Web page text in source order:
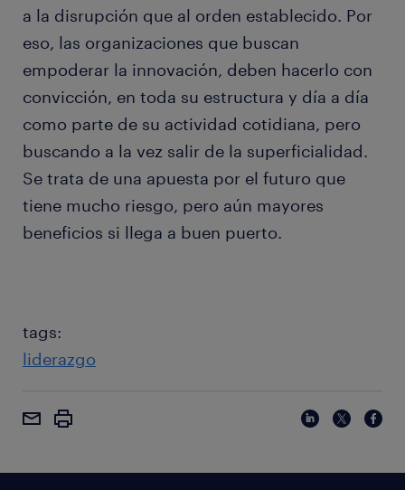
a la disrupción que al orden establecido. Por
eso, las organizaciones que buscan
empoderar la innovación, deben hacerlo con
convicción, en toda su estructura y día a día
como parte de su actividad cotidiana, pero
buscando a la vez salir de la superficialidad.
Se trata de una apuesta por el futuro que
tiene mucho riesgo, pero aún mayores
beneficios si llega a buen puerto.
tags:
liderazgo